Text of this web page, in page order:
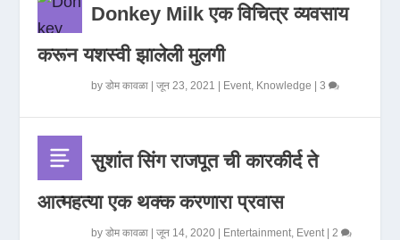
Donkey Milk एक विचित्र व्यवसाय
करून यशस्वी झालेली मुलगी
byडोम कावळा |जून 23, 2021 Event, Knowledge |3
सुशांत सिंग राजपूत ची कारकीर्द ते
आत्महत्या एक थक्क करणारा प्रवास
byडोम कावळा |जून 14, 2020 Entertainment, Event|2